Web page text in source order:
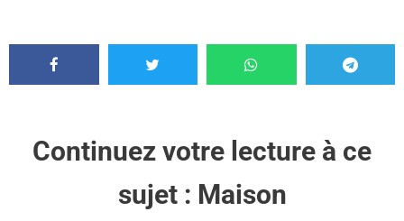
Continuez votre lecture à ce
sujet : Maison